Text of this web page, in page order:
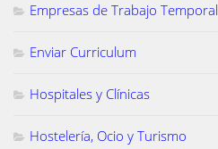
Empresas de Trabajo Temporal
Enviar Curriculum
Hospitales y Clínicas
Hostelería, Ocio y Turismo